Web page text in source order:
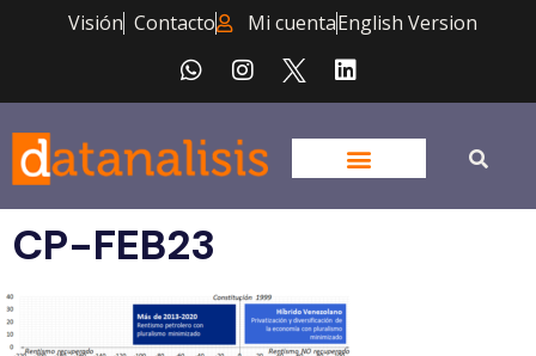
Visión Contacto Mi cuentaEnglish Version
CP-FEB23